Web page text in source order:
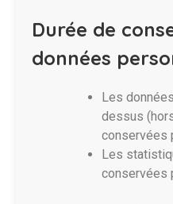
Durée de
données
Les
dessus
conservées
Les
conservées